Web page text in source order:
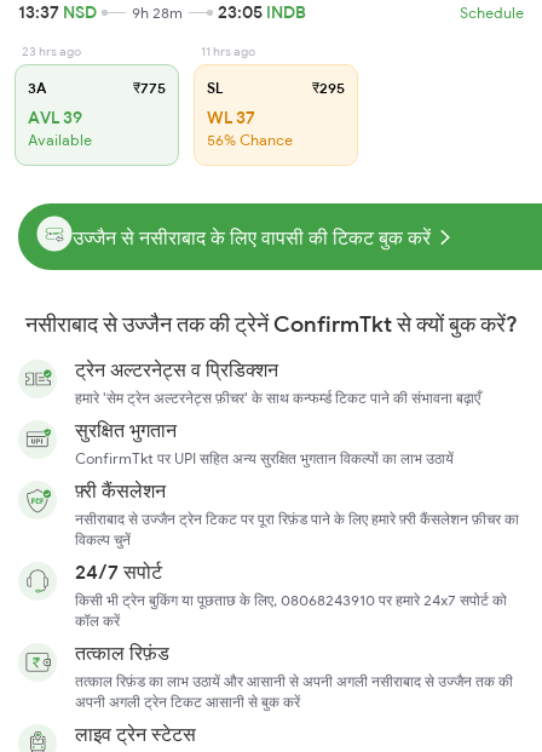
13:37 NSD 9h 28m 23:05 INDB Schedule
23 hrs ago
3A ₹775
AVL 39
Available
11 hrs ago
SL ₹295
WL 37
56% Chance
उज्जैन से नसीराबाद के लिए वापसी की टिकट बुक करें
नसीराबाद से उज्जैन तक की ट्रेनें ConfirmTkt से क्यों बुक करें?
ट्रेन अल्टरनेट्स व प्रिडिक्शन
हमारे 'सेम ट्रेन अल्टरनेट्स फ़ीचर' के साथ कन्फर्म्ड टिकट पाने की संभावना बढ़ाएँ
सुरक्षित भुगतान
ConfirmTkt पर UPI सहित अन्य सुरक्षित भुगतान विकल्पों का लाभ उठायें
फ़्री कैंसलेशन
नसीराबाद से उज्जैन ट्रेन टिकट पर पूरा रिफ़ंड पाने के लिए हमारे फ़्री कैंसलेशन फ़ीचर का
विकल्प चुनें
24/7 सपोर्ट
किसी भी ट्रेन बुकिंग या पूछताछ के लिए, 08068243910 पर हमारे 24x7 सपोर्ट को
कॉल करें
तत्काल रिफ़ंड
तत्काल रिफ़ंड का लाभ उठायें और आसानी से अपनी अगली नसीराबाद से उज्जैन तक की
अपनी अगली ट्रेन टिकट आसानी से बुक करें
लाइव ट्रेन स्टेटस